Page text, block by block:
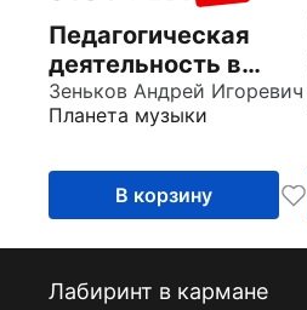
Педагогическая
деятельность в
оркестровом классе
у студентов
искусств. Учебное
пособие
Зеньков Андрей Игоревич
Планета музыки
В корзину
Лабиринт в кармане